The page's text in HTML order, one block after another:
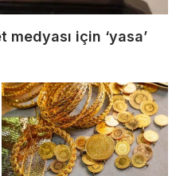
medyası için ‘yasa’